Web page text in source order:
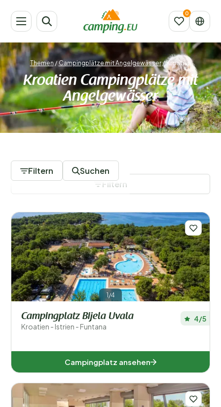
Themen /Campingplätze mit Angelgewässer/Kroatien
Kroatien Campingplätze mit
Angelgewässer
Filtern Suchen
Regionen
Filter speichern
Filtern
1/4
Campingplatz Bijela Uvala
Kroatien - Istrien - Funtana
4/5
Campingplatz ansehen